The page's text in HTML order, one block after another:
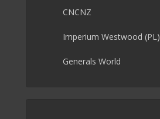
CNCNZ
Imperium Westwood (PL)
Generals World